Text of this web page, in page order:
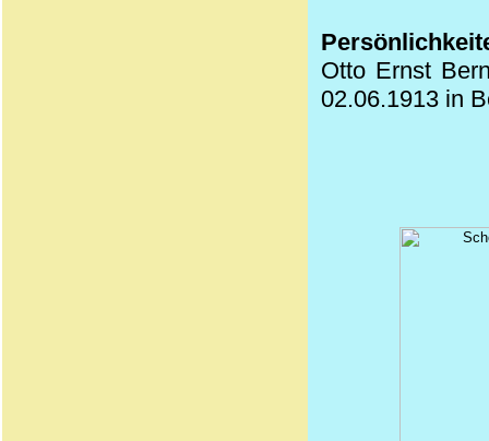
Otto Ernst
02.06.1913 in